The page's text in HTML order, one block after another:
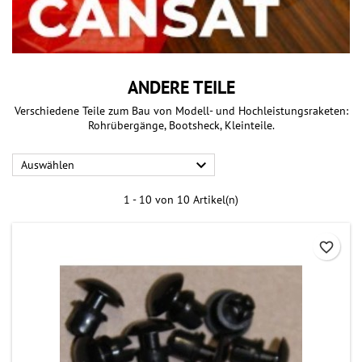
ANDERE TEILE
Verschiedene Teile zum Bau von Modell- und Hochleistungsraketen:
Rohrübergänge, Bootsheck, Kleinteile.
Auswählen 
1 - 10 von 10 Artikel(n)
favorite_border